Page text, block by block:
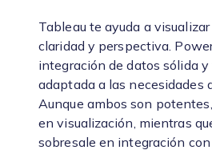
Tableau te ayuda a
claridad y perspectiva.
integración de datos sólida y
adaptada a las necesidades
Aunque ambos son
en visualización, mientras
sobresale en integración